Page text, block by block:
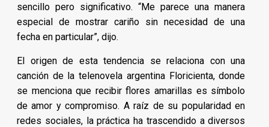
sencillo pero significativo. “Me parece una manera
especial de mostrar cariño sin necesidad de una
fecha en particular”, dijo.
El origen de esta tendencia se relaciona con una
canción de la telenovela argentina Floricienta, donde
se menciona que recibir flores amarillas es símbolo
de amor y compromiso. A raíz de su popularidad en
redes sociales, la práctica ha trascendido a diversos